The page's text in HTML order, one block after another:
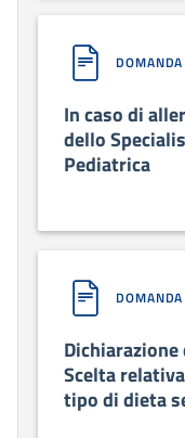
DOMANDA
In caso di
dello
Pediatrica
DOMANDA
Scelta
tipo di dieta